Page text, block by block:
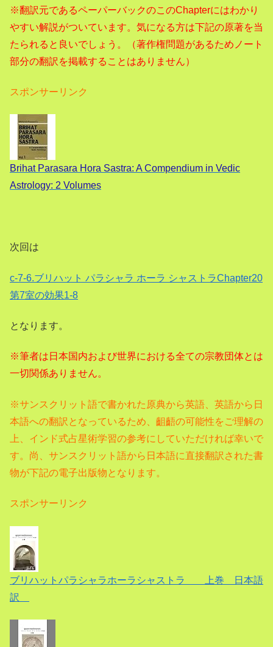
※翻訳元であるペーパーバックのこのChapterにはわかり
やすい解説がついています。気になる方は下記の原著を当
たられると良いでしょう。（著作権問題があるためノート
部分の翻訳を掲載することはありません）
スポンサーリンク
Brihat Parasara Hora Sastra: A Compendium in Vedic
Astrology: 2 Volumes
次回は
c-7-6.ブリハット パラシャラ ホーラ シャストラChapter20
第7室の効果1-8
となります。
※筆者は日本国内および世界における全ての宗教団体とは
一切関係ありません。
※サンスクリット語で書かれた原典から英語、 英語から日
本語への翻訳となっているため、齟齬の可能性をご理解の
上、インド式占星術学習の参考にしていただければ幸いで
す。尚、サンスクリット語から日本語に直接翻訳された書
物が下記の電子出版物となります。
スポンサーリンク
ブリハットパラシャラホーラシャストラ 上巻 日本語
訳